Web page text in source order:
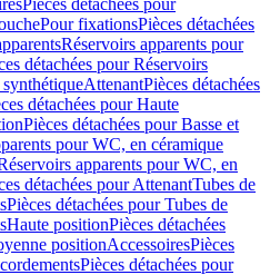
Pièces détachées pour
Pour fixationsPièces détachées
Réservoirs apparents pour
détachées pour Réservoirs
AttenantPièces détachées
détachées pour Haute
Pièces détachées pour Basse et
pour WC, en céramique
apparents pour WC, en
détachées pour AttenantTubes de
Pièces détachées pour Tubes de
Haute positionPièces détachées
positionAccessoiresPièces
Pièces détachées pour